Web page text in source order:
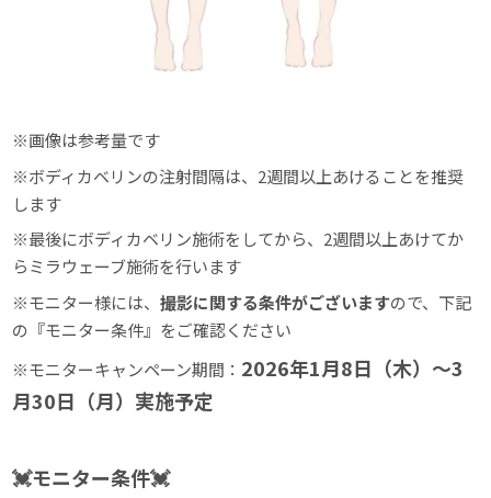
※画像は参考量です
※ボディカベリンの注射間隔は、2週間以上あけることを推奨
します
※最後にボディカベリン施術をしてから、2週間以上あけてか
らミラウェーブ施術を行います
※モニター様には、撮影に関する条件がございますので、下記
の『モニター条件』をご確認ください
※モニターキャンペーン期間： 2026年1月8日（木）～3
月30日（月）実施予定
💓モニター条件💓